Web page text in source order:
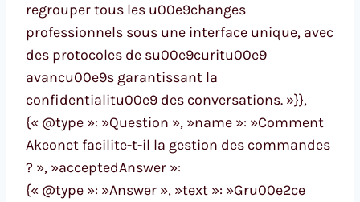
regrouper tous les u00e9changes
professionnels sous une interface unique, avec
des protocoles de su00e9curitu00e9
avancu00e9s garantissant la
confidentialitu00e9 des conversations. »}},
{« @type »: »Question », »name »: »Comment
Akeonet facilite-t-il la gestion des commandes
? », »acceptedAnswer »:
{« @type »: »Answer », »text »: »Gru00e2ce